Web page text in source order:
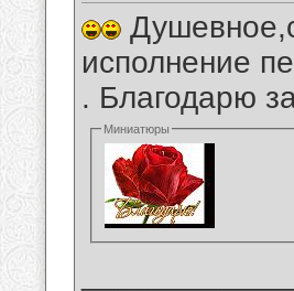
исполнение
. Благодарю
Миниатюры